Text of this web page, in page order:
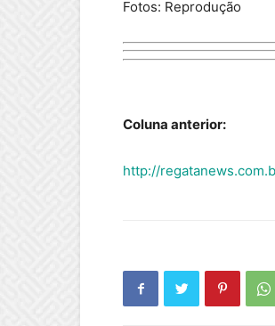
Fotos: Reprodução
Coluna anterior:
http://